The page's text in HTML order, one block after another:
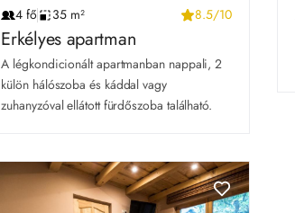
4 fő 35 m² 8.5/10
Erkélyes apartman
A légkondicionált apartmanban nappali, 2
külön hálószoba és káddal vagy
zuhanyzóval ellátott fürdőszoba található.